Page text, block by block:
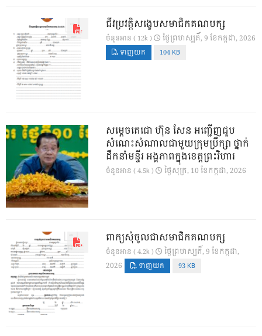
ជីវប្រវត្តិសង្ខេបសមាជិកគណបក្ស
ចំនួនអាន ( 12k ) ថ្ងៃ​ព្រហស្បតិ៍, 9 ខែ​កក្កដា, 2026
ទាញយក 104 KB
សម្តេចតេជោ ហ៊ុន សែន អញ្ជើញជួប
សំណេះសំណាលជាមួយក្រុមប្រឹក្សា ថ្នាក់
ដឹកនាំមន្ទីរ អង្គភាពក្នុងខេត្តព្រះវិហារ
ចំនួនអាន ( 4.5k ) ថ្ងៃ​សុក្រ, 10 ខែ​កក្កដា, 2026
ពាក្យសុំចូលជាសមាជិកគណបក្ស
ចំនួនអាន ( 4.2k )
ថ្ងៃ​ព្រហស្បតិ៍, 9 ខែ​កក្កដា,
2026
ទាញយក 93 KB